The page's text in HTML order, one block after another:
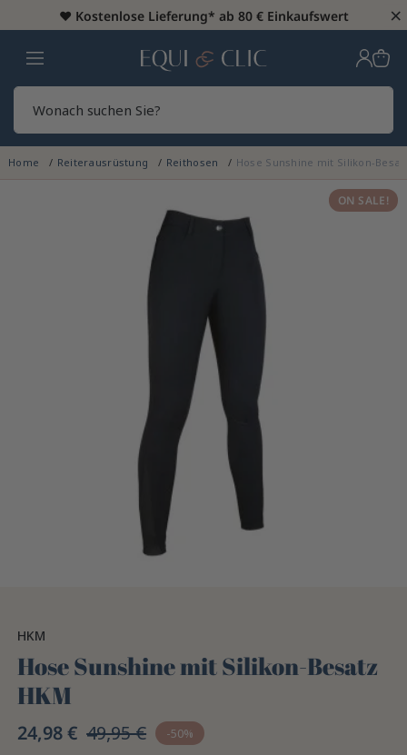
♥️ Kostenlose Lieferung* ab 80 € Einkaufswert ×
Heim
Home Reiterausrüstung Reithosen Hose Sunshine mit Silikon-
ON SALE!
HKM
Hose Sunshine mit Silikon-Besatz
HKM
24,98 € 49,95 € -50%